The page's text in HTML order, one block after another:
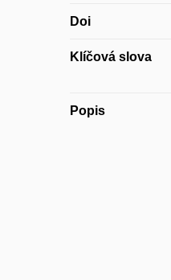
Doi
Klíčová slova
Popis